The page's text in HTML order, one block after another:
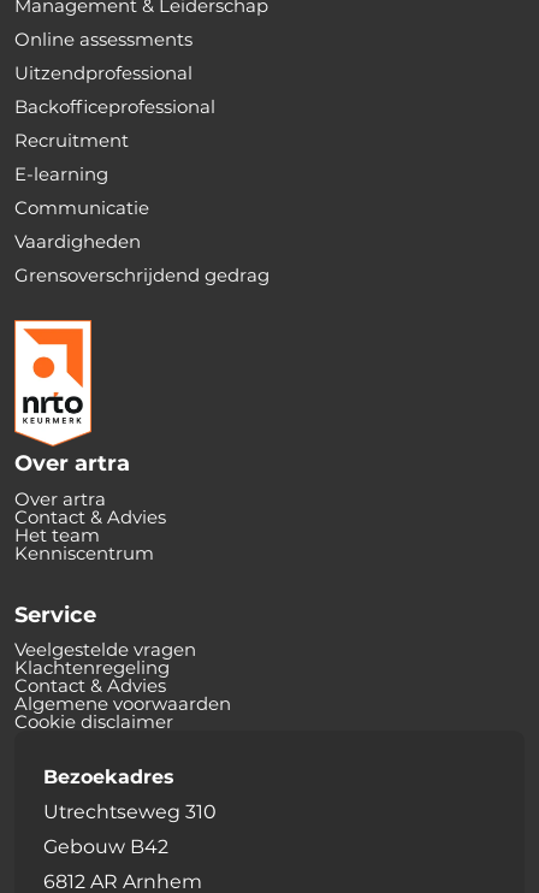
Management & Leiderschap
Online assessments
Uitzendprofessional
Backofficeprofessional
Recruitment
E-learning
Communicatie
Vaardigheden
Grensoverschrijdend gedrag
Over artra
Over artra
Contact & Advies
Het team
Kenniscentrum
Service
Veelgestelde vragen
Klachtenregeling
Contact & Advies
Algemene voorwaarden
Cookie disclaimer
Bezoekadres
Utrechtseweg 310
Gebouw B42
6812 AR Arnhem